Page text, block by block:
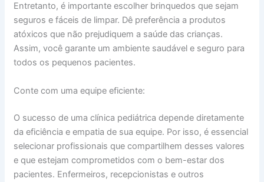
Entretanto, é importante escolher brinquedos que sejam
seguros e fáceis de limpar. Dê preferência a produtos
atóxicos que não prejudiquem a saúde das crianças.
Assim, você garante um ambiente saudável e seguro para
todos os pequenos pacientes.
Conte com uma equipe eficiente:
O sucesso de uma clínica pediátrica depende diretamente
da eficiência e empatia de sua equipe. Por isso, é essencial
selecionar profissionais que compartilhem desses valores
e que estejam comprometidos com o bem-estar dos
pacientes. Enfermeiros, recepcionistas e outros